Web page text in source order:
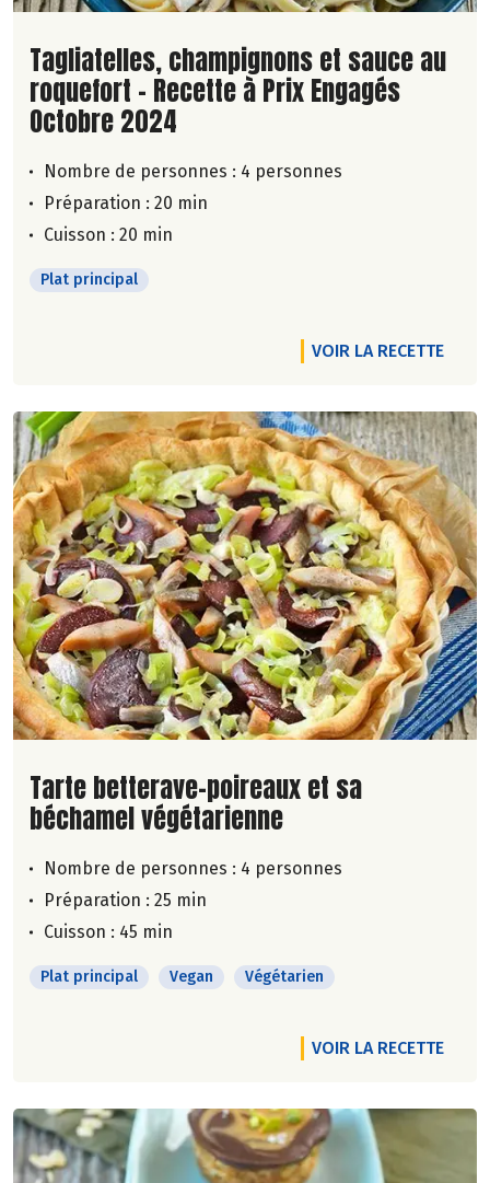
Lire la suite de la recette
Tagliatelles, champignons et sauce au
roquefort - Recette à Prix Engagés
Octobre 2024
Nombre de personnes : 4 personnes
Préparation : 20 min
Cuisson : 20 min
Plat principal
VOIR LA RECETTE
Lire la suite de la recette
Tarte betterave-poireaux et sa
béchamel végétarienne
Nombre de personnes : 4 personnes
Préparation : 25 min
Cuisson : 45 min
Plat principal Vegan Végétarien
VOIR LA RECETTE